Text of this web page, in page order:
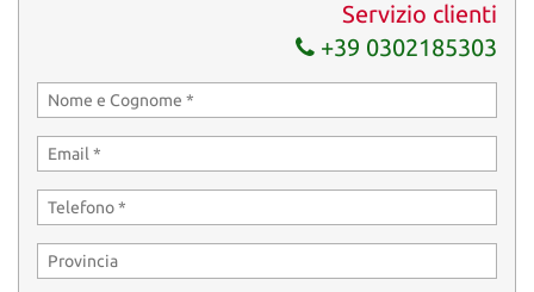
Servizio clienti
+39 0302185303